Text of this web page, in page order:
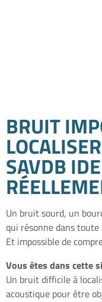
BRUIT
SAVDB
Un bruit sourd, un
qui résonne dans
Et impossible de
Vous êtes dans cette
Un bruit difficile à
acoustique pour être